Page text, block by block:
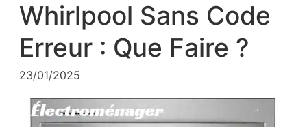
Whirlpool Sans Code
Erreur : Que Faire ?
23/01/2025